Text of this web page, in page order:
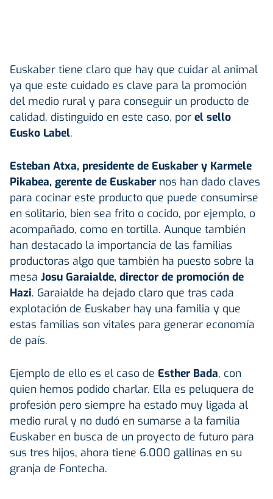
Euskaber tiene claro que hay que cuidar al animal
ya que este cuidado es clave para la promoción
del medio rural y para conseguir un producto de
calidad, distinguido en este caso, por el sello
Eusko Label.
Esteban Atxa, presidente de Euskaber y Karmele
Pikabea, gerente de Euskaber nos han dado claves
para cocinar este producto que puede consumirse
en solitario, bien sea frito o cocido, por ejemplo, o
acompañado, como en tortilla. Aunque también
han destacado la importancia de las familias
productoras algo que también ha puesto sobre la
mesa Josu Garaialde, director de promoción de
Hazi. Garaialde ha dejado claro que tras cada
explotación de Euskaber hay una familia y que
estas familias son vitales para generar economía
de país.
Ejemplo de ello es el caso de Esther Bada, con
quien hemos podido charlar. Ella es peluquera de
profesión pero siempre ha estado muy ligada al
medio rural y no dudó en sumarse a la familia
Euskaber en busca de un proyecto de futuro para
sus tres hijos, ahora tiene 6.000 gallinas en su
granja de Fontecha.